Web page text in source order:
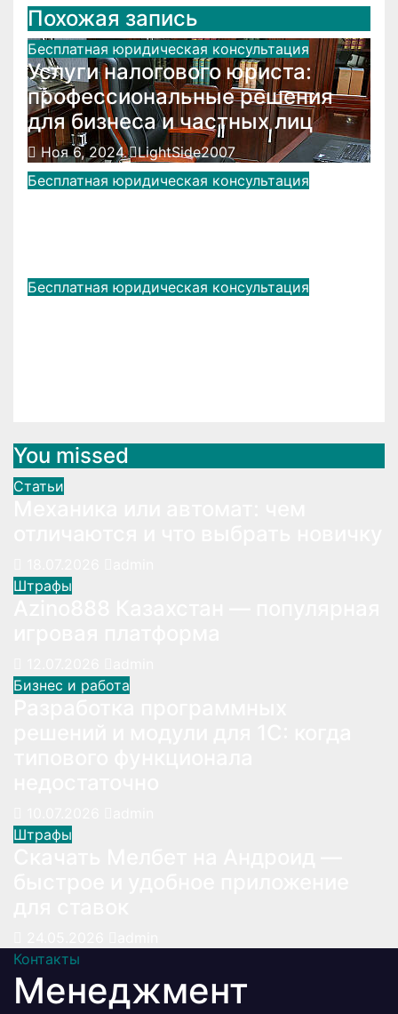
Похожая запись
Бесплатная юридическая консультация
Услуги налогового юриста:
профессиональные решения
для бизнеса и частных лиц
Ноя 6, 2024 LightSide2007
Бесплатная юридическая консультация
Бесплатная юридическая консультация
You missed
Статьи
Штрафы
Бизнес и работа
Штрафы
Контакты
Менеджмент